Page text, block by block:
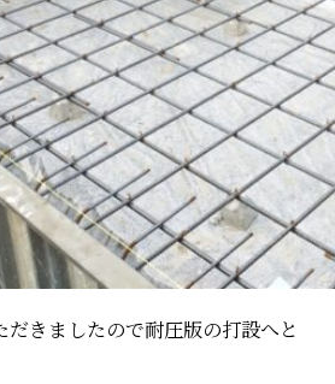
きましたので耐圧版の打設へと